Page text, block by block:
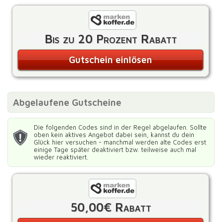
Bis zu 20 Prozent Rabatt
Gutschein einlösen
Abgelaufene Gutscheine
Die folgenden Codes sind in der Regel abgelaufen. Sollte
oben kein aktives Angebot dabei sein, kannst du dein
Glück hier versuchen - manchmal werden alte Codes erst
einige Tage später deaktiviert bzw. teilweise auch mal
wieder reaktiviert.
50,00€ Rabatt